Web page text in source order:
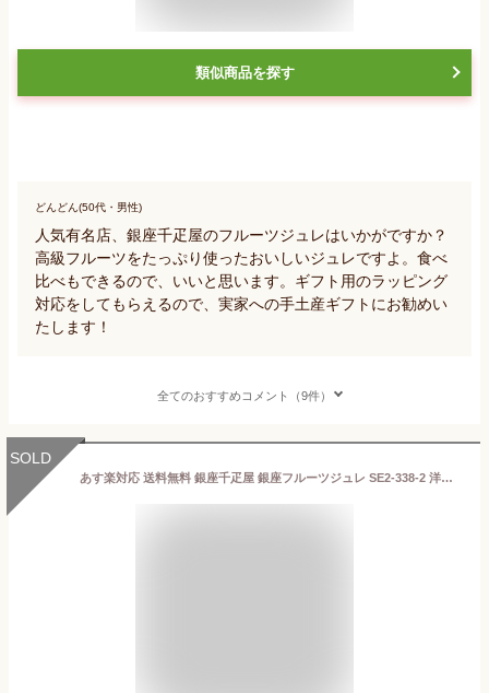
類似商品を探す
どんどん(50代・男性)
人気有名店、銀座千疋屋のフルーツジュレはいかがですか？
高級フルーツをたっぷり使ったおいしいジュレですよ。食べ
比べもできるので、いいと思います。ギフト用のラッピング
対応をしてもらえるので、実家への手土産ギフトにお勧めい
たします！
全てのおすすめコメント（9件）
SOLD
あす楽対応 送料無料 銀座千疋屋 銀座フルーツジュレ SE2-338-2 洋菓子ギフト 高級 スイーツ お菓子 千疋屋専用包装紙 包装紙を確認してください 贈答品 返礼品 伝統の味 本物の味をお客様へお届け致します 千疋屋 果物 ゼリー 自宅 自己消費 包装紙しては二重包装対応